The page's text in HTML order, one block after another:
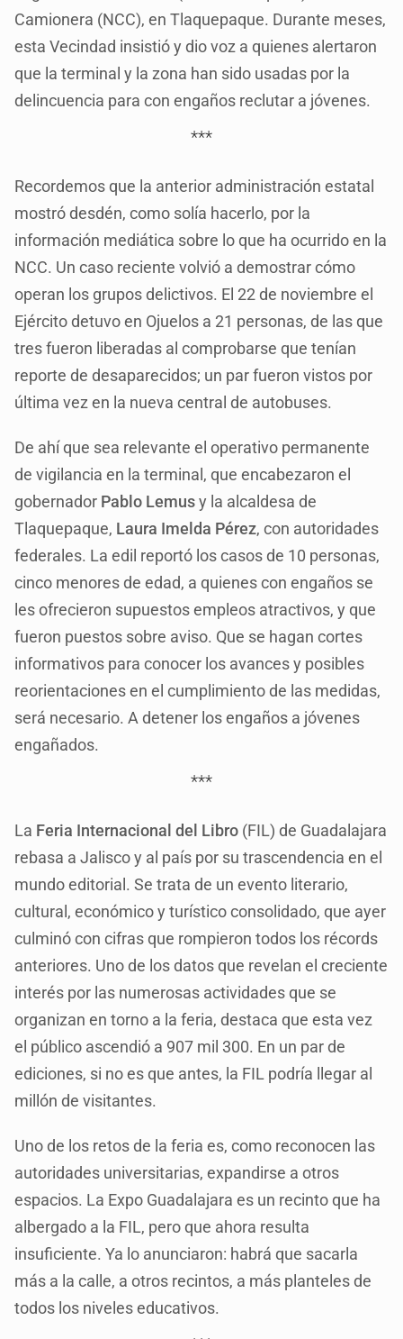
Camionera (NCC), en Tlaquepaque. Durante meses,
esta Vecindad insistió y dio voz a quienes alertaron
que la terminal y la zona han sido usadas por la
delincuencia para con engaños reclutar a jóvenes.
***
Recordemos que la anterior administración estatal
mostró desdén, como solía hacerlo, por la
información mediática sobre lo que ha ocurrido en la
NCC. Un caso reciente volvió a demostrar cómo
operan los grupos delictivos. El 22 de noviembre el
Ejército detuvo en Ojuelos a 21 personas, de las que
tres fueron liberadas al comprobarse que tenían
reporte de desaparecidos; un par fueron vistos por
última vez en la nueva central de autobuses.
De ahí que sea relevante el operativo permanente
de vigilancia en la terminal, que encabezaron el
gobernador Pablo Lemusy la alcaldesa de
Tlaquepaque, Laura Imelda Pérez, con autoridades
federales. La edil reportó los casos de 10 personas,
cinco menores de edad, a quienes con engaños se
les ofrecieron supuestos empleos atractivos, y que
fueron puestos sobre aviso. Que se hagan cortes
informativos para conocer los avances y posibles
reorientaciones en el cumplimiento de las medidas,
será necesario. A detener los engaños a jóvenes
engañados.
***
La Feria Internacional del Libro (FIL) de Guadalajara
rebasa a Jalisco y al país por su trascendencia en el
mundo editorial. Se trata de un evento literario,
cultural, económico y turístico consolidado, que ayer
culminó con cifras que rompieron todos los récords
anteriores. Uno de los datos que revelan el creciente
interés por las numerosas actividades que se
organizan en torno a la feria, destaca que esta vez
el público ascendió a 907 mil 300. En un par de
ediciones, si no es que antes, la FIL podría llegar al
millón de visitantes.
Uno de los retos de la feria es, como reconocen las
autoridades universitarias, expandirse a otros
espacios. La Expo Guadalajara es un recinto que ha
albergado a la FIL, pero que ahora resulta
insuficiente. Ya lo anunciaron: habrá que sacarla
más a la calle, a otros recintos, a más planteles de
todos los niveles educativos.